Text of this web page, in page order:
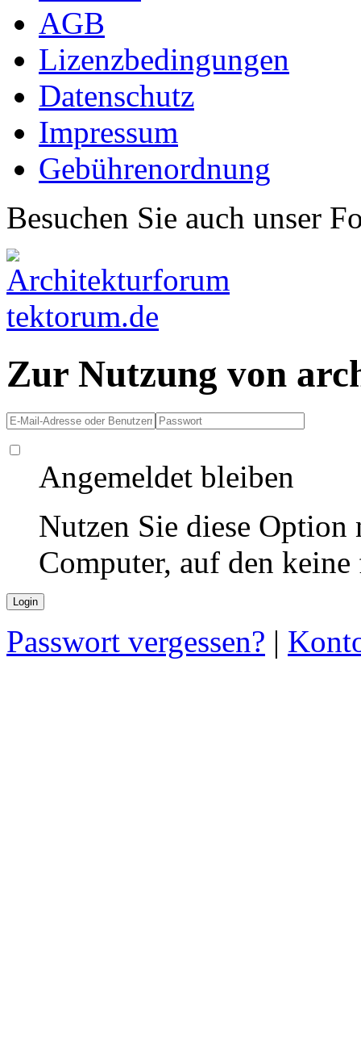
AGB
Lizenzbedingungen
Datenschutz
Impressum
Gebührenordnung
Besuchen Sie auch unser
Zur Nutzung von
Angemeldet bleiben
Nutzen Sie diese
Computer, auf den
Passwort vergessen? |